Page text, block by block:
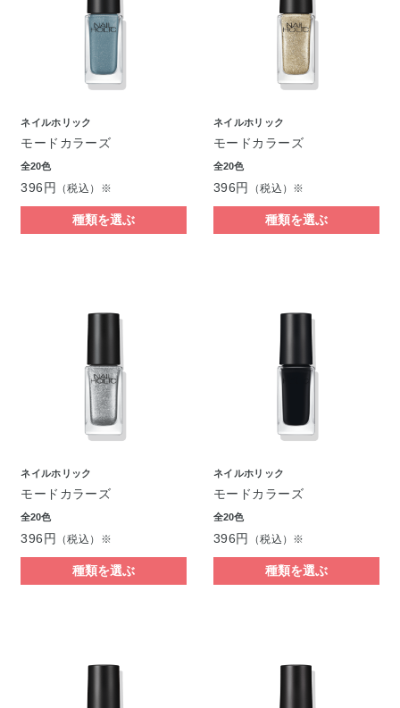
ネイルホリック
モードカラーズ
全20色
396円 （税込）※
種類を選ぶ
ネイルホリック
モードカラーズ
全20色
396円 （税込）※
種類を選ぶ
ネイルホリック
モードカラーズ
全20色
396円 （税込）※
種類を選ぶ
ネイルホリック
モードカラーズ
全20色
396円 （税込）※
種類を選ぶ